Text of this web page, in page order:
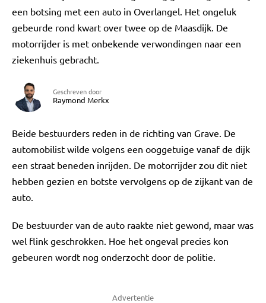
een botsing met een auto in Overlangel. Het ongeluk
gebeurde rond kwart over twee op de Maasdijk. De
motorrijder is met onbekende verwondingen naar een
ziekenhuis gebracht.
Geschreven door
Raymond Merkx
Beide bestuurders reden in de richting van Grave. De
automobilist wilde volgens een ooggetuige vanaf de dijk
een straat beneden inrijden. De motorrijder zou dit niet
hebben gezien en botste vervolgens op de zijkant van de
auto.
De bestuurder van de auto raakte niet gewond, maar was
wel flink geschrokken. Hoe het ongeval precies kon
gebeuren wordt nog onderzocht door de politie.
Advertentie